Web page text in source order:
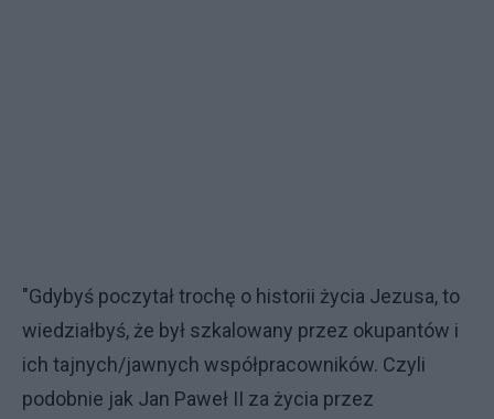
"Gdybyś poczytał trochę o historii życia Jezusa, to
wiedziałbyś, że był szkalowany przez okupantów i
ich tajnych/jawnych współpracowników. Czyli
podobnie jak Jan Paweł II za życia przez